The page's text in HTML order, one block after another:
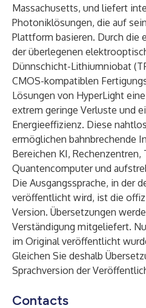
Massachusetts, und liefert
Photoniklösungen, die auf
Plattform basieren. Durch die
der überlegenen
Dünnschicht-Lithiumniobat
CMOS-kompatiblen
Lösungen von HyperLight
extrem geringe Verluste und
Energieeffizienz. Diese
ermöglichen bahnbrechende
Bereichen KI,
Quantencomputer und
Die Ausgangssprache, in der
veröffentlicht wird, ist die
Version. Übersetzungen
Verständigung mitgeliefert.
im Original veröffentlicht
Gleichen Sie deshalb
Sprachversion der
Contacts